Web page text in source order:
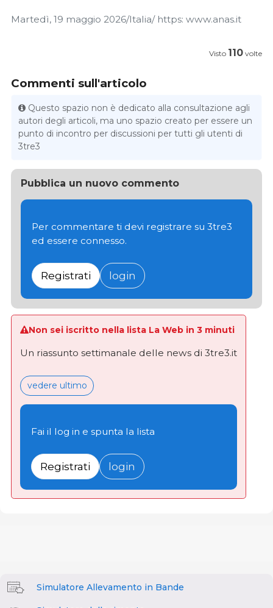
Martedì, 19 maggio 2026/Italia/ https: www.anas.it
Visto 110 volte
Commenti sull'articolo
Questo spazio non è dedicato alla consultazione agli
autori degli articoli, ma uno spazio creato per essere un
punto di incontro per discussioni per tutti gli utenti di
3tre3
Pubblica un nuovo commento
Per commentare ti devi registrare su 3tre3
ed essere connesso.
Registrati login
Non sei iscritto nella lista La Web in 3 minuti
Un riassunto settimanale delle news di 3tre3.it
vedere ultimo
Fai il log in e spunta la lista
Registrati login
Simulatore Allevamento in Bande